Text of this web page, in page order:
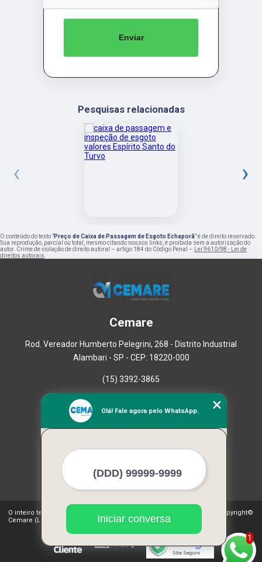
Enviar
Pesquisas relacionadas
‹ ›
O conteúdo do texto "Preço de Caixa de Passagem de Esgoto Echaporã" é de direito reservado.
Sua reprodução, parcial ou total, mesmo citando nossos links, é proibida sem a autorização do
autor. Crime de violação de direito autoral – artigo 184 do Código Penal –
Lei 9610/98 - Lei de
direitos autorais
Cemare
Rod. Vereador Humberto Pelegrini, 268 - Distrito Industrial
Alambari - SP - CEP: 18220-000
(15) 3392-3865
Empresa
Missão
Mapa do site
Mais Serviços
O inteiro teor deste site está sujeito à proteção de direitos autorais. Copyright©
Cemare (Lei 9610 de 19/02/1998)
1
Olá! Fale agora pelo WhatsApp.
Iniciar conversa